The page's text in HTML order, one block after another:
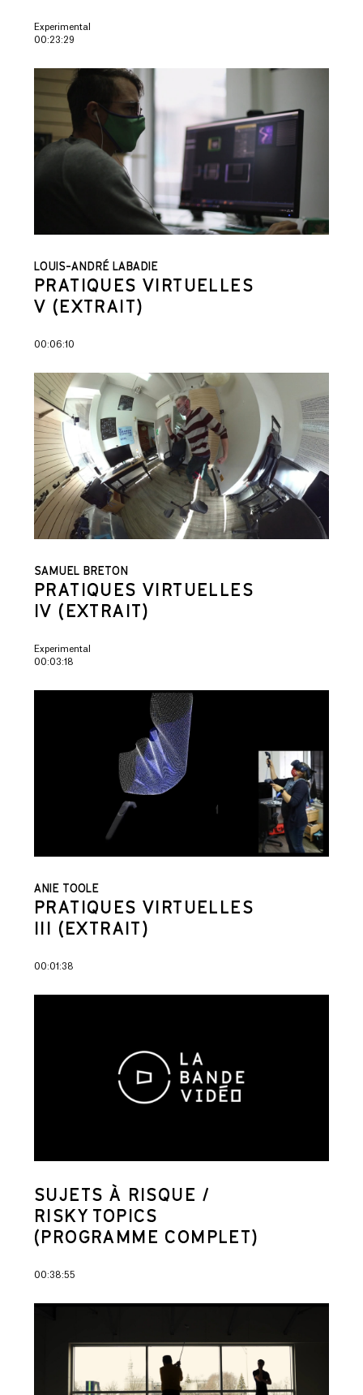
Experimental
00:23:29
LOUIS-ANDRÉ LABADIE
PRATIQUES VIRTUELLES
V (EXTRAIT)
00:06:10
SAMUEL BRETON
PRATIQUES VIRTUELLES
IV (EXTRAIT)
Experimental
00:03:18
ANIE TOOLE
PRATIQUES VIRTUELLES
III (EXTRAIT)
00:01:38
SUJETS À RISQUE /
RISKY TOPICS
(PROGRAMME COMPLET)
00:38:55